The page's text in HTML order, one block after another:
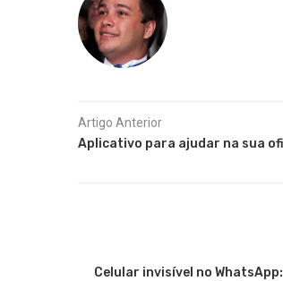
Artigo Anterior
Aplicativo para ajudar na sua
Celular invisível no WhatsApp: